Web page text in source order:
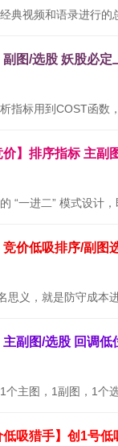
吸猎手】创1号